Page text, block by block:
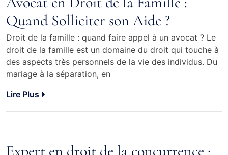
Quand Solliciter son Aide ?
Droit de la famille : quand faire appel à un avocat ? Le
droit de la famille est un domaine du droit qui touche à
des aspects très personnels de la vie des individus. Du
mariage à la séparation, en
Lire Plus
Expert en droit de la concurrence :